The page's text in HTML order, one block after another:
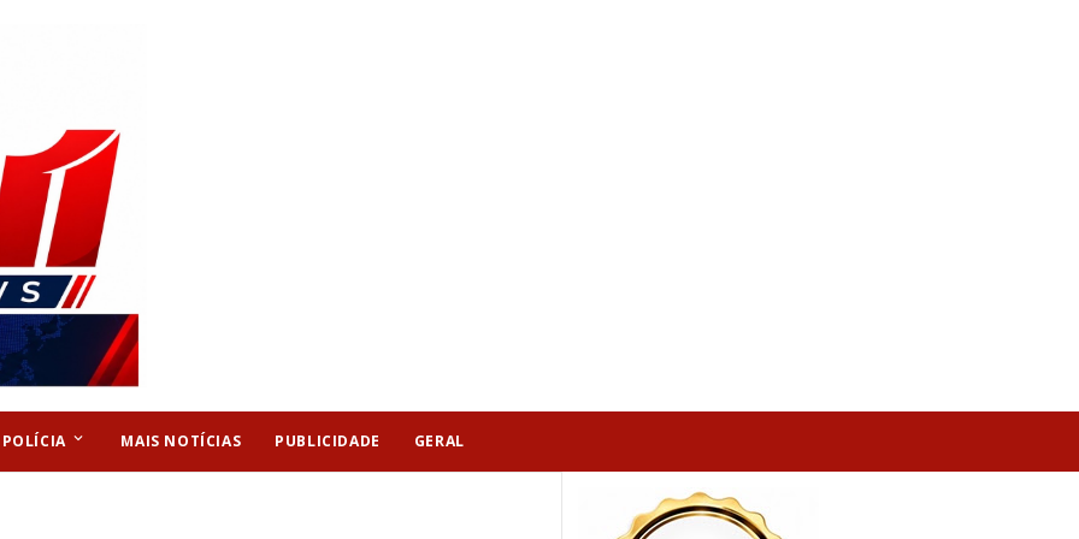
POLÍCIA keyboard_arrow_down MAIS NOTÍCIAS PUBLICIDADE GERAL